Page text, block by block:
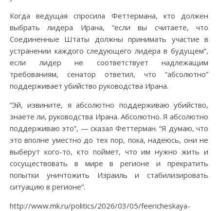
Когда ведущая спросила Феттермана, кто должен
выбрать лидера Ирана, “если вы считаете, что
Соединенные Штаты должны принимать участие в
устранении каждого следующего лидера в будущем”,
если лидер не соответствует надлежащим
требованиям, сенатор ответил, что “абсолютно”
поддерживает убийство руководства Ирана.
“Эй, извините, я абсолютно поддерживаю убийство,
знаете ли, руководства Ирана. Абсолютно. Я абсолютно
поддерживаю это”, — сказал Феттерман. “Я думаю, что
это вполне уместно до тех пор, пока, надеюсь, они не
выберут кого-то, кто поймет, что им нужно жить и
сосуществовать в мире в регионе и прекратить
попытки уничтожить Израиль и стабилизировать
ситуацию в регионе”.
http://www.mk.ru/politics/2026/03/05/feericheskaya-